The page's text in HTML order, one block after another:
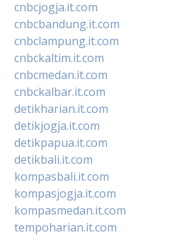
cnbcjogja.it.com
cnbcbandung.it.com
cnbclampung.it.com
cnbckaltim.it.com
cnbcmedan.it.com
cnbckalbar.it.com
detikharian.it.com
detikjogja.it.com
detikpapua.it.com
detikbali.it.com
kompasbali.it.com
kompasjogja.it.com
kompasmedan.it.com
tempoharian.it.com